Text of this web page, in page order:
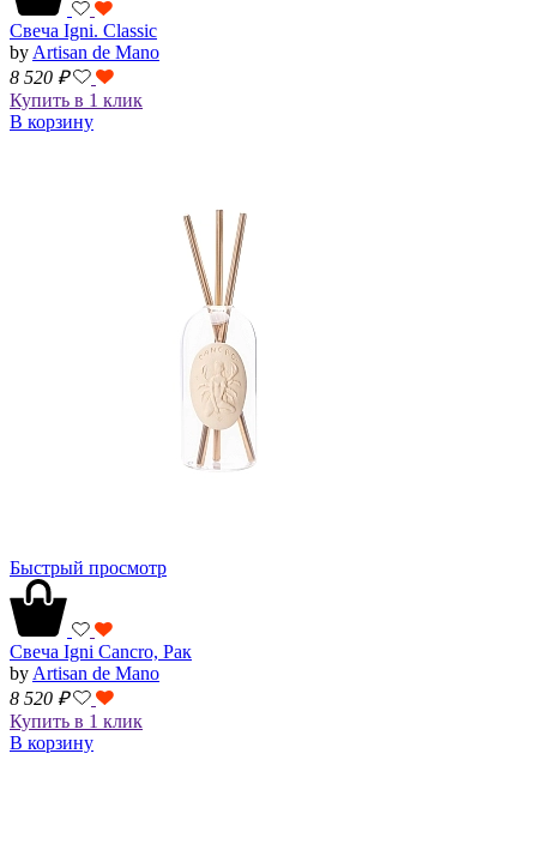
Свеча Igni. Classic
by Artisan de Mano
8 520 ₽
Купить в 1 клик
В корзину
Быстрый просмотр
Свеча Igni Cancro, Рак
by Artisan de Mano
8 520 ₽
Купить в 1 клик
В корзину